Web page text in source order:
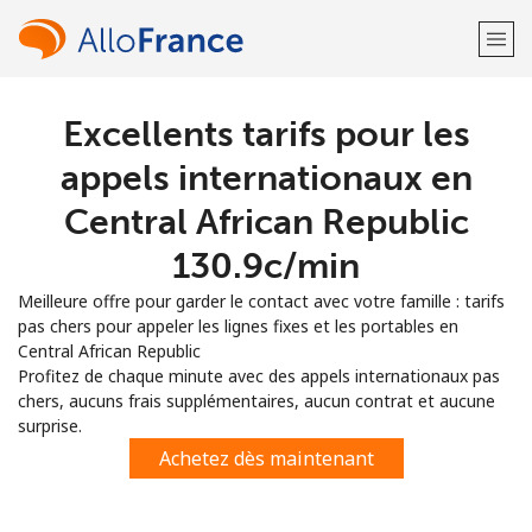
Bienvenue!
Vous avez déjà un compte?
S'enregistrer avec
ou
Excellents tarifs pour les
appels internationaux en
Central African Republic
⁦130.9c⁩/min
Meilleure offre pour garder le contact avec votre famille : tarifs
pas chers pour appeler les lignes fixes et les portables en
Central African Republic
Profitez de chaque minute avec des appels internationaux pas
chers, aucuns frais supplémentaires, aucun contrat et aucune
surprise.
Achetez dès maintenant